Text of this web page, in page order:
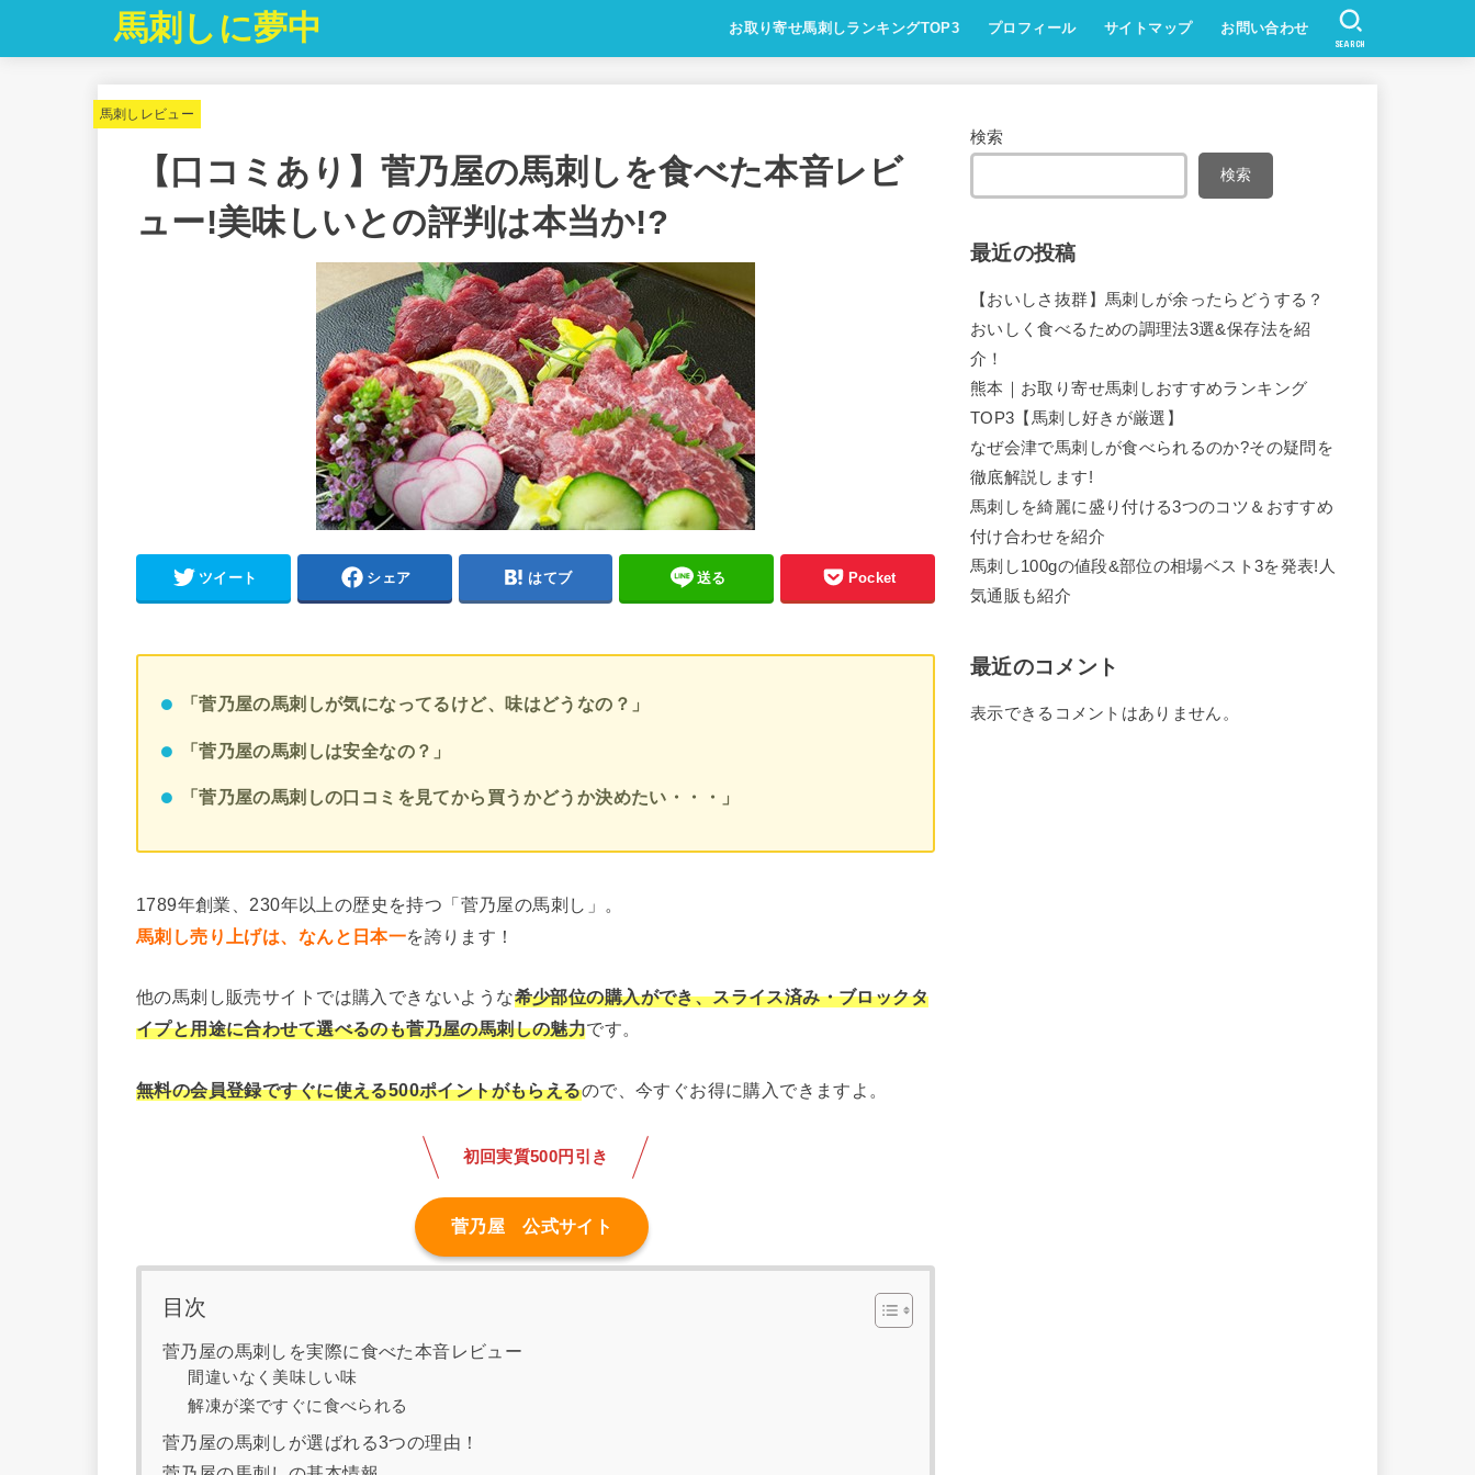
馬刺しに夢中 お取り寄せ馬刺しランキングTOP3 プロフィール サイトマップ お問い合わせ
SEARCH
馬刺しレビュー
【口コミあり】菅乃屋の馬刺しを食べた本音レビ
ュー!美味しいとの評判は本当か!?
ツイート シェア はてブ 送る Pocket
「菅乃屋の馬刺しが気になってるけど、味はどうなの？」
「菅乃屋の馬刺しは安全なの？」
「菅乃屋の馬刺しの口コミを見てから買うかどうか決めたい・・・」
1789年創業、230年以上の歴史を持つ「菅乃屋の馬刺し」。
馬刺し売り上げは、なんと日本一を誇ります！
他の馬刺し販売サイトでは購入できないような希少部位の購入ができ、スライス済み・ブロックタ
イプと用途に合わせて選べるのも菅乃屋の馬刺しの魅力です。
無料の会員登録ですぐに使える500ポイントがもらえるので、今すぐお得に購入できますよ。
初回実質500円引き
菅乃屋 公式サイト
目次
菅乃屋の馬刺しを実際に食べた本音レビュー
間違いなく美味しい味
解凍が楽ですぐに食べられる
菅乃屋の馬刺しが選ばれる3つの理由！
検索
検索
最近の投稿
【おいしさ抜群】馬刺しが余ったらどうする？
おいしく食べるための調理法3選&保存法を紹
介！
熊本｜お取り寄せ馬刺しおすすめランキング
TOP3【馬刺し好きが厳選】
なぜ会津で馬刺しが食べられるのか?その疑問を
徹底解説します!
馬刺しを綺麗に盛り付ける3つのコツ＆おすすめ
付け合わせを紹介
馬刺し100gの値段&部位の相場ベスト3を発表!人
気通販も紹介
最近のコメント
表示できるコメントはありません。